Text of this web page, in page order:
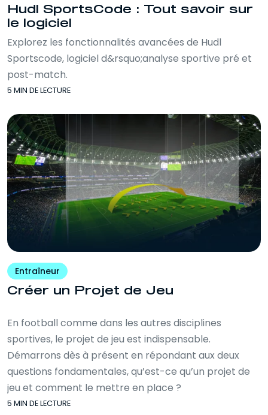
Hudl SportsCode : Tout savoir sur
le logiciel
Explorez les fonctionnalités avancées de Hudl
Sportscode, logiciel d&rsquo;analyse sportive pré et
post-match.
5 MIN DE LECTURE
Entraîneur
Créer un Projet de Jeu
En football comme dans les autres disciplines
sportives, le projet de jeu est indispensable.
Démarrons dès à présent en répondant aux deux
questions fondamentales, qu’est-ce qu’un projet de
jeu et comment le mettre en place ?
5 MIN DE LECTURE